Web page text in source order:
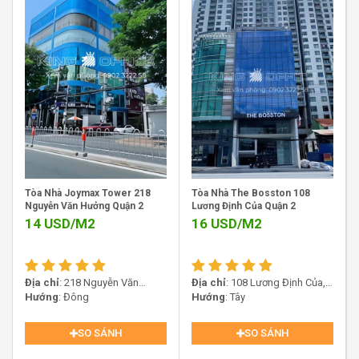
hạng C nổi bật tại Quận 2 với tổng diện tích sử dụng
khoảng 600m2, chia thành nhiều diện tích linh hoạt từ
30m2, 50m2, 70m2 đến 120m2, phù hợp cho các doanh
nghiệp vừa và nhỏ đang tìm kiếm văn phòng chuyên
nghiệp tại khu Đông Sài Gòn.
Sàn văn phòng tòa nhà Sadoreal Building – 10 Lương
Tòa Nhà Joymax Tower 218
Nguyễn Văn Hưởng Quận 2
14 USD/M2
Địa chỉ: 218 Nguyễn Văn
Hưởng, Thảo Điền, An Khánh,
Hướng : Đông
SO SÁNH
Tòa Nhà The Bosston 108
Lương Định Của Quận 2
16 USD/M2
Địa chỉ: 108 Lương Định Của,
Phường An Khánh, TP.HCM
Hướng : Tây
SO SÁNH